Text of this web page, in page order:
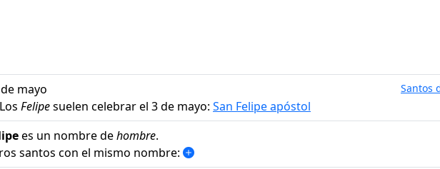
mayo Santos
Los Felipesuelen celebrar el 3 de mayo: San Felipe apóstol
es un nombre dehombre.
santos con el mismo nombre: